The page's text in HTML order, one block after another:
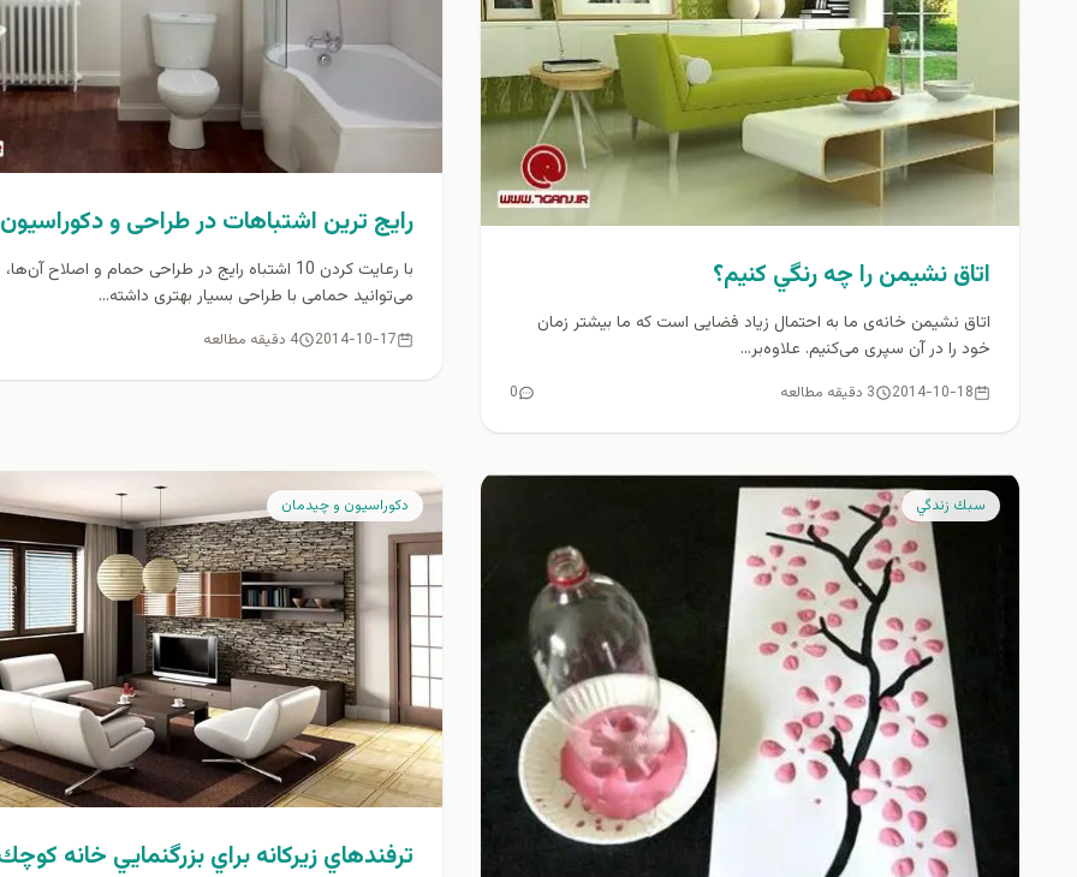
اتاق نشيمن را چه رنگي كنيم؟
اتاق نشیمن خانه‌ی ما به احتمال زیاد فضایی است که ما بیشتر زمان
خود را در آن سپری می‌کنیم. علاوه‌بر...
2014-10-18 3 دقیقه مطالعه 0
رايج ترين اشتباهات در طراحی و
با رعایت کردن 10 اشتباه رایج در طراحی حمام و اصلاح
می‌توانید حمامی با طراحی بسیار بهتری داشته...
2014-10-17 4 دقیقه مطالعه
سبك زندگي دكوراسيون و چيدمان
ترفندهاي زيركانه براي بزرگنمايي خانه